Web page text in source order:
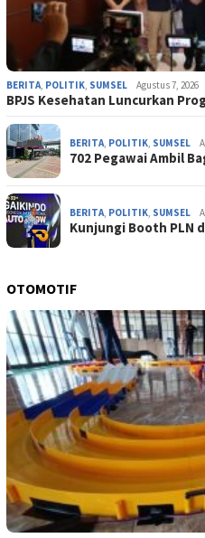
BERITA POLITIK SUMSEL Agustus 7, 2026
BPJS Kesehatan Luncurkan
BERITA POLITIK SUMSEL
702 Pegawai Ambil
BERITA POLITIK SUMSEL
Kunjungi Booth PLN
OTOMOTIF